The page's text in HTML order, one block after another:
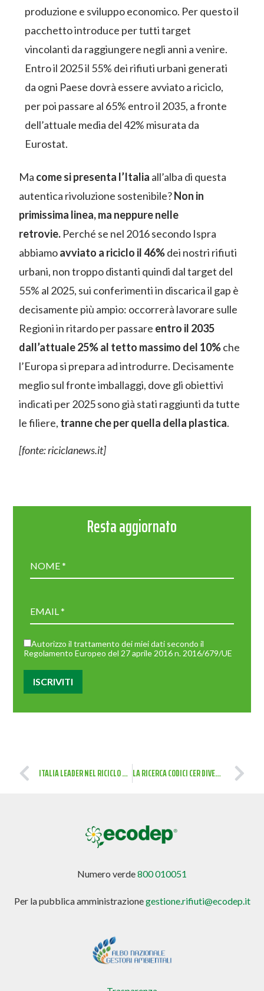
produzione e sviluppo economico. Per questo il
pacchetto introduce per tutti target
vincolanti da raggiungere negli anni a venire.
Entro il 2025 il 55% dei rifiuti urbani generati
da ogni Paese dovrà essere avviato a riciclo,
per poi passare al 65% entro il 2035, a fronte
dell’attuale media del 42% misurata da
Eurostat.
Ma come si presenta l’Italia all’alba di questa
autentica rivoluzione sostenibile?Non in
primissima linea, ma neppure nelle
retrovie. Perché se nel 2016 secondo Ispra
abbiamoavviato a riciclo il 46%dei nostri rifiuti
urbani, non troppo distanti quindi dal target del
55% al 2025, sui conferimenti in discarica il gap è
decisamente più ampio: occorrerà lavorare sulle
Regioni in ritardo per passare entro il 2035
dall’attuale 25% al tetto massimo del 10%che
l’Europa si prepara ad introdurre. Decisamente
meglio sul fronte imballaggi, dove gli obiettivi
indicati per 2025 sono già stati raggiunti da tutte
le filiere, tranne che per quella della plastica.
[fonte: riciclanews.it]
Resta aggiornato
Autorizzo il trattamento dei miei dati secondo il
Regolamento Europeo del 27 aprile 2016 n. 2016/679/UE
ITALIA LEADER NEL RICICLO DEI RIFIUTI SPECIALI LA RICERCA CODICI CER DIVENTA SEMPLICE
Numero verde800 010051
Per la pubblica amministrazionegestione.rifiuti@ecodep.it